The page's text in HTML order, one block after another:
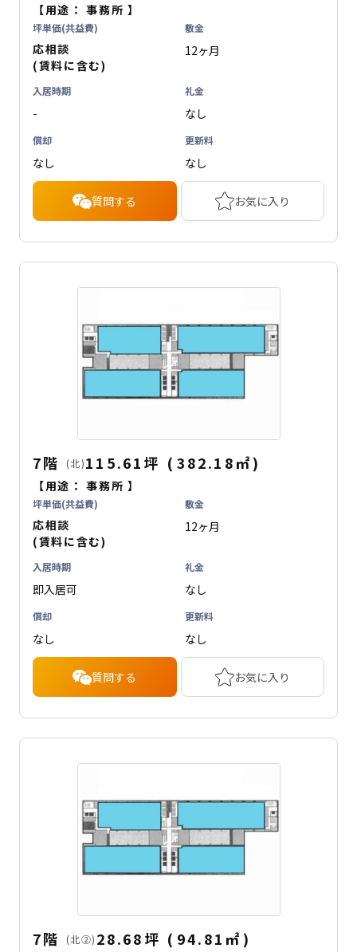
【用途：事務所 】
坪単価(共益費)
応相談
(賃料に含む)
敷金
12ヶ月
入居時期
-
礼金
なし
償却
なし
更新料
なし
質問する お気に入り
7階 (北)115.61坪 ( 382.18㎡)
【用途：事務所 】
坪単価(共益費)
応相談
(賃料に含む)
敷金
12ヶ月
入居時期
即入居可
礼金
なし
償却
なし
更新料
なし
質問する お気に入り
7階 (北②) 28.68坪 ( 94.81 ㎡ )